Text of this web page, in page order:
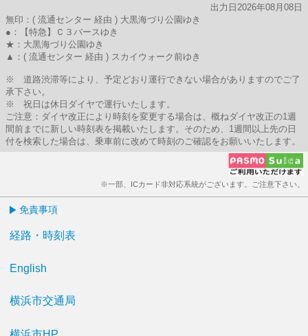
出力日2026年08月08日
無印：( 流通センター 経由 ) 大黒海づり公園ゆき
●：【特急】Ｃ３バースゆき
★：大黒海づり公園ゆき
▲：( 流通センター 経由 ) スカイウォーク前ゆき
※ 道路渋滞等により、予定どおり運行できない場合がありますのでご了
承下さい。
※ 祝日は休日ダイヤで運行いたします。
ご注意：ダイヤ改正により時刻を変更する場合は、概ねダイヤ改正の1週
間前までに新しい時刻表を掲載いたします。そのため、1週間以上先の日
付を検索した場合は、乗車前に改めて時刻のご確認をお願いいたします。
※一部、ICカード非対応系統がございます。ご注意下さい。
免責事項
経路・時刻表
English
横浜市交通局